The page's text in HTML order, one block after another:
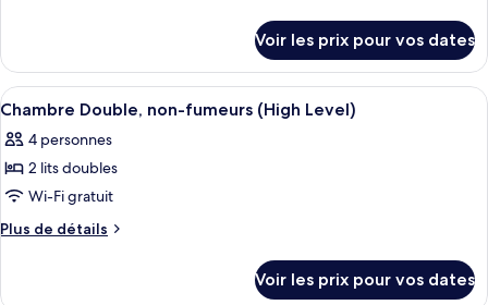
chambre :
Chambre,
1
très
grand
lit,
non-
fumeurs
le
type
de
Chambre,
grand
lit,
non-
Voir les prix pour vos dates
Afficher
toutes
les
photos
pour
ce
chambre :
Une chambre d’hôtel avec deux
6
Chambre Double, non-fumeurs (High Level)
4 personnes
2 lits doubles
Wi-Fi gratuit
Plus de détails
Plus
Voir les prix pour vos dates